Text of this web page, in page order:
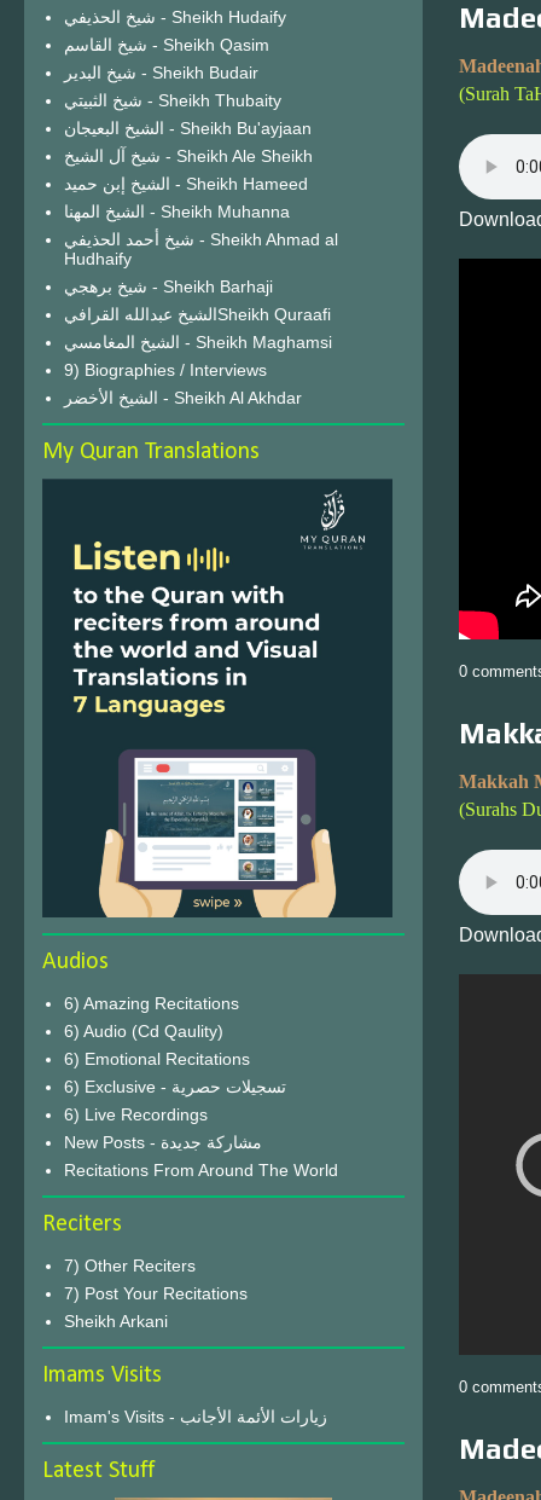
(Surah
0
Makkah
(Surahs
0
شيخ الحذيفي - Sheikh Hudaify
شيخ القاسم - Sheikh Qasim
شيخ البدير - Sheikh Budair
شيخ الثبيتي - Sheikh Thubaity
الشيخ البعيجان - Sheikh Bu'ayjaan
شيخ آل الشيخ - Sheikh Ale Sheikh
الشيخ إبن حميد - Sheikh Hameed
الشيخ المهنا - Sheikh Muhanna
شيخ أحمد الحذيفي - Sheikh Ahmad al
Hudhaify
شيخ برهجي - Sheikh Barhaji
الشيخ عبدالله القرافيSheikh Quraafi
الشيخ المغامسي - Sheikh Maghamsi
9) Biographies / Interviews
الشيخ الأخضر - Sheikh Al Akhdar
My Quran Translations
Audios
6) Amazing Recitations
6) Audio (Cd Qaulity)
6) Emotional Recitations
6) Exclusive - تسجيلات حصرية
6) Live Recordings
New Posts - مشاركة جديدة
Recitations From Around The World
Reciters
7) Other Reciters
7) Post Your Recitations
Sheikh Arkani
Imams Visits
Imam's Visits - زيارات الأئمة الأجانب
Latest Stuff